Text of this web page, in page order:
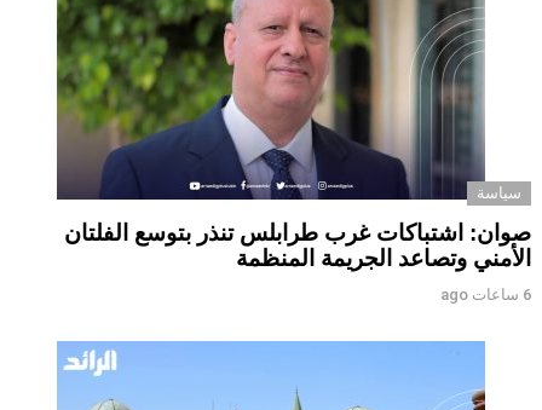
سياسة
صوان: اشتباكات غرب طرابلس تنذر بتوسع الفلتان
الأمني وتصاعد الجريمة المنظمة
6 ساعات ago